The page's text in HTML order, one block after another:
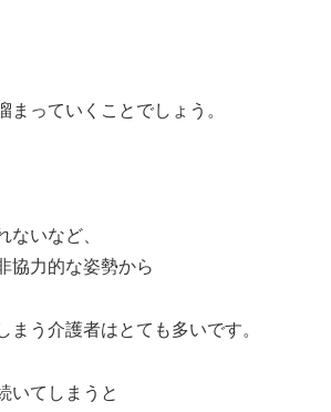
まっていくことでしょう。
ないなど、
協力的な姿勢から
まう介護者はとても多いです。
いてしまうと